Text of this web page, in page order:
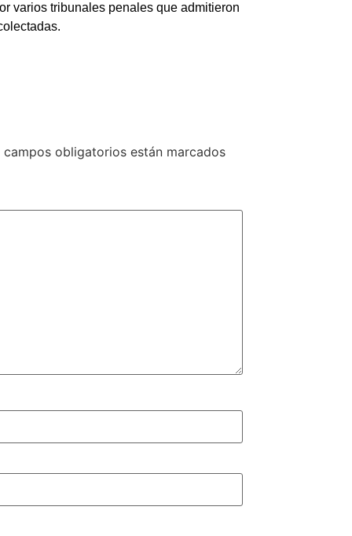
varios tribunales penales que admitieron
campos obligatorios están marcados